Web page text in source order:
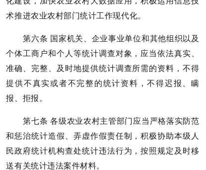
术推进农业农村部门统计工作现代化。
第六条 国家机关、企业事业单位和其他组织以及
个体工商户和个人等统计调查对象，应当依法真实、
准确、完整、及时地提供统计调查所需的资料，不得
提供不真实或者不完整的统计资料，不得迟报、瞒
报、拒报。
第七条 各级农业农村主管部门应当严格落实防范
和惩治统计造假、弄虚作假责任制，积极协助本级人
民政府统计机构查处统计违法行为，按照规定及时移
送有关统计违法案件材料。